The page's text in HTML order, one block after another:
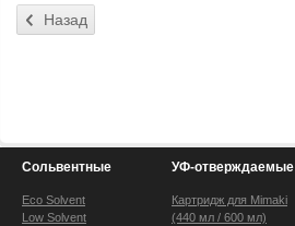
Сольвентные
Eco Solvent
Low Solvent
УФ-отверждаемые
Картридж для Mimaki
(440 мл / 600 мл)